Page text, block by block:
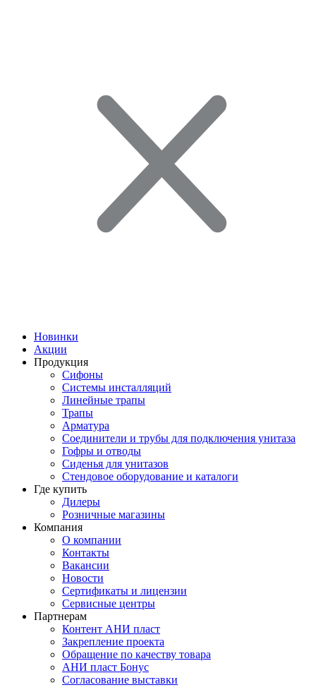
Новинки
Акции
Продукция
Сифоны
Системы инсталляций
Линейные трапы
Трапы
Арматура
Соединители и трубы для подключения унитаза
Гофры и отводы
Сиденья для унитазов
Стендовое оборудование и каталоги
Где купить
Дилеры
Розничные магазины
Компания
О компании
Контакты
Вакансии
Новости
Сертификаты и лицензии
Сервисные центры
Партнерам
Контент АНИ пласт
Закрепление проекта
Обращение по качеству товара
АНИ пласт Бонус
Согласование выставки